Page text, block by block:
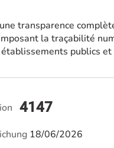
transparence
la traçabilité
publics et
4147
18/06/2026